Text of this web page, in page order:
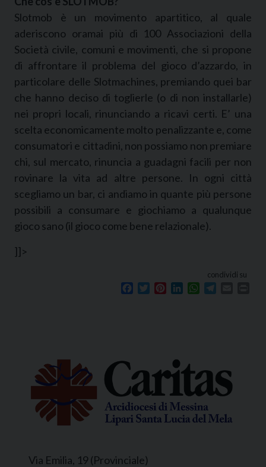
Slotmob è un movimento apartitico, al quale
aderiscono oramai più di 100 Associazioni della
Società civile, comuni e movimenti, che si propone
di affrontare il problema del gioco d’azzardo, in
particolare delle Slotmachines, premiando quei bar
che hanno deciso di toglierle (o di non installarle)
nei propri locali, rinunciando a ricavi certi. E’ una
scelta economicamente molto penalizzante e, come
consumatori e cittadini, non possiamo non premiare
chi, sul mercato, rinuncia a guadagni facili per non
rovinare la vita ad altre persone. In ogni città
scegliamo un bar, ci andiamo in quante più persone
possibili a consumare e giochiamo a qualunque
gioco sano (il gioco come bene relazionale).
]]>
condividi su
Facebook
TwitterPinterestLinkedInWhatsApp
Via Emilia, 19 (Provinciale)